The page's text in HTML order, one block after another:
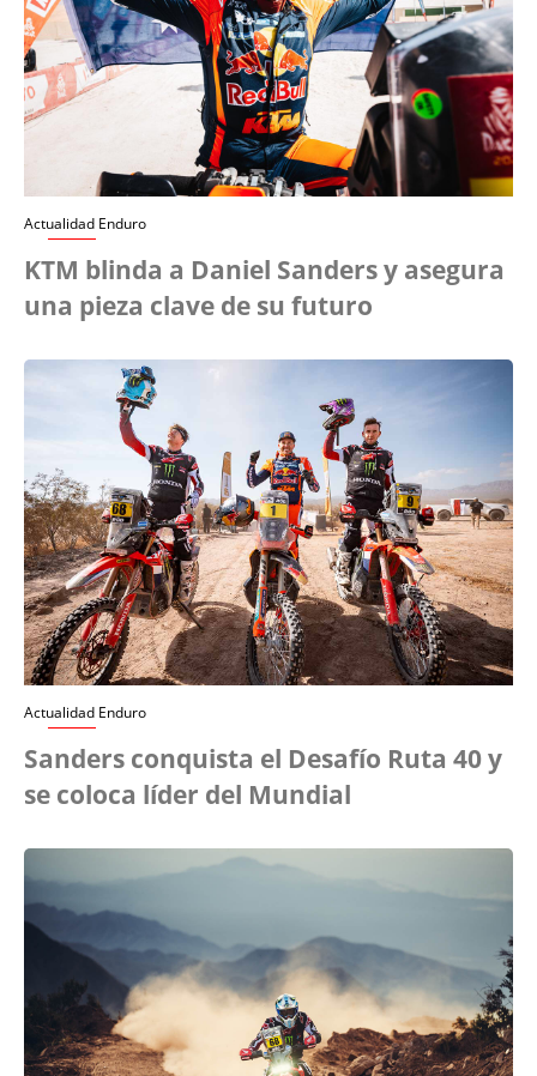
Actualidad Enduro
KTM blinda a Daniel Sanders y asegura
una pieza clave de su futuro
Actualidad Enduro
Sanders conquista el Desafío Ruta 40 y
se coloca líder del Mundial